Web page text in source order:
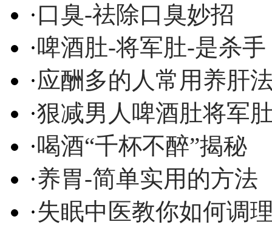
·口臭-祛除口臭妙招
·啤酒肚-将军肚-是杀手
·应酬多的人常用养肝
·狠减男人啤酒肚将军
·喝酒“千杯不醉”揭秘
·养胃-简单实用的方法
·失眠中医教你如何调